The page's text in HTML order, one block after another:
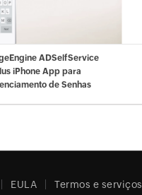
ADSelfService
iPhone App para
de Senhas
EULA Termos e serviços